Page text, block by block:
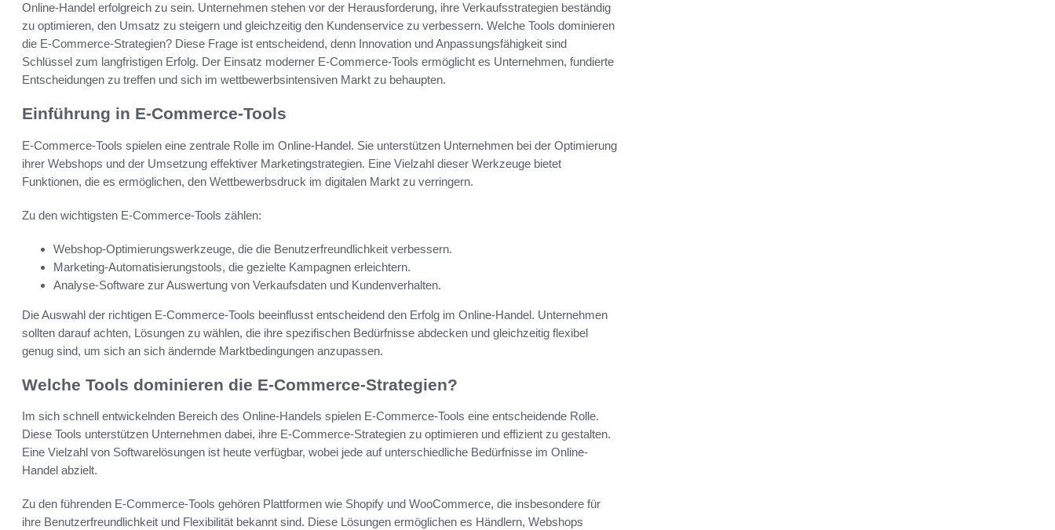
Online-Handel erfolgreich zu sein. Unternehmen stehen vor der Herausforderung, ihre Verkaufsstrategien beständig
zu optimieren, den Umsatz zu steigern und gleichzeitig den Kundenservice zu verbessern. Welche Tools dominieren
die E-Commerce-Strategien? Diese Frage ist entscheidend, denn Innovation und Anpassungsfähigkeit sind
Schlüssel zum langfristigen Erfolg. Der Einsatz moderner E-Commerce-Tools ermöglicht es Unternehmen, fundierte
Entscheidungen zu treffen und sich im wettbewerbsintensiven Markt zu behaupten.
Einführung in E-Commerce-Tools
E-Commerce-Tools spielen eine zentrale Rolle im Online-Handel. Sie unterstützen Unternehmen bei der Optimierung
ihrer Webshops und der Umsetzung effektiver Marketingstrategien. Eine Vielzahl dieser Werkzeuge bietet
Funktionen, die es ermöglichen, den Wettbewerbsdruck im digitalen Markt zu verringern.
Zu den wichtigsten E-Commerce-Tools zählen:
Webshop-Optimierungswerkzeuge, die die Benutzerfreundlichkeit verbessern.
Marketing-Automatisierungstools, die gezielte Kampagnen erleichtern.
Analyse-Software zur Auswertung von Verkaufsdaten und Kundenverhalten.
Die Auswahl der richtigen E-Commerce-Tools beeinflusst entscheidend den Erfolg im Online-Handel. Unternehmen
sollten darauf achten, Lösungen zu wählen, die ihre spezifischen Bedürfnisse abdecken und gleichzeitig flexibel
genug sind, um sich an sich ändernde Marktbedingungen anzupassen.
Welche Tools dominieren die E-Commerce-Strategien?
Im sich schnell entwickelnden Bereich des Online-Handels spielen E-Commerce-Tools eine entscheidende Rolle.
Diese Tools unterstützen Unternehmen dabei, ihre E-Commerce-Strategien zu optimieren und effizient zu gestalten.
Eine Vielzahl von Softwarelösungen ist heute verfügbar, wobei jede auf unterschiedliche Bedürfnisse im Online-
Handel abzielt.
Zu den führenden E-Commerce-Tools gehören Plattformen wie Shopify und WooCommerce, die insbesondere für
ihre Benutzerfreundlichkeit und Flexibilität bekannt sind. Diese Lösungen ermöglichen es Händlern, Webshops